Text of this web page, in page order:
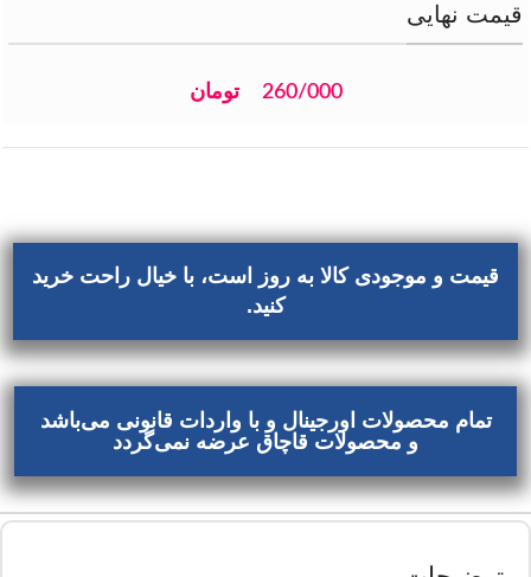
قیمت نهایی
260/000 تومان
قیمت و موجودی کالا به روز است، با خیال راحت خرید
کنید.
تمام محصولات اورجینال و با واردات قانونی می‌باشد
و محصولات قاچاق عرضه نمی‌گردد